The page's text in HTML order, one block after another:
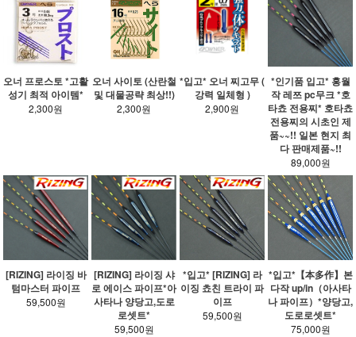
오너 프로스토 *고활
성기 최적 아이템*
2,300원
오너 사이토 (산란철
및 대물공략 최상!!)
2,300원
*입고* 오너 찌고무 (
강력 일체형 )
2,900원
*인기품 입고* 홍월
작 레쯔 pc무크 *호
타쵸 전용찌* 호타쵸
전용찌의 시초인 제
품~~!! 일본 현지 최
다 판매제품~!!
89,000원
[RIZING] 라이징 바
텀마스터 파이프
59,500원
[RIZING] 라이징 샤
로 에이스 파이프*아
사타나 양당고,도로
로셋트*
59,500원
*입고* [RIZING] 라
이징 쵸친 트라이 파
이프
59,500원
*입고*【本多作】본
다작 up/in（아사타
나 파이프）*양당고,
도로로셋트*
75,000원